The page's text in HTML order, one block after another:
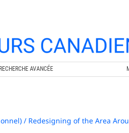
RECHERCHE AVANCÉE
/ Redesigning of the Area